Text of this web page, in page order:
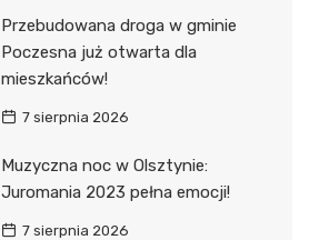
Przebudowana droga w gminie
Poczesna już otwarta dla
mieszkańców!
7 sierpnia 2026
Muzyczna noc w Olsztynie:
Juromania 2023 pełna emocji!
7 sierpnia 2026